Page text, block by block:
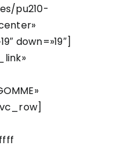
pu210-
down=»19″]